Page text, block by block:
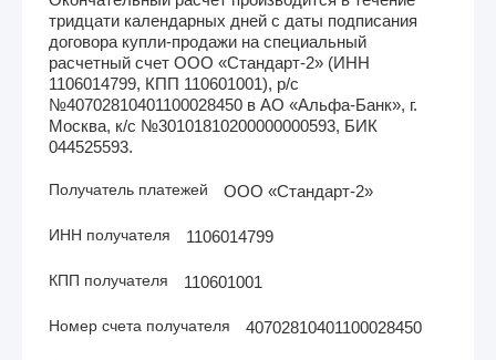
тридцати календарных дней с даты подписания
договора купли-продажи на специальный
расчетный счет ООО «Стандарт-2» (ИНН
1106014799, КПП 110601001), р/с
№40702810401100028450 в АО «Альфа-Банк», г.
Москва, к/с №30101810200000000593, БИК
044525593.
Получатель платежей ООО «Стандарт-2»
ИНН получателя 1106014799
КПП получателя 110601001
Номер счета получателя 40702810401100028450